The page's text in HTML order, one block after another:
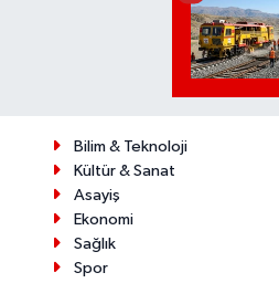
Bilim & Teknoloji
Kültür & Sanat
Asayiş
Ekonomi
Sağlık
Spor